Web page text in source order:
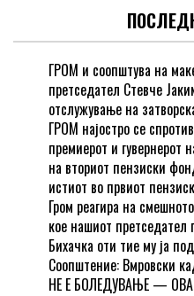
ГРОМ и соопштува на
претседател Стевче
отслужување на
ГРОМ најостро се
премиерот и гувернерот
на вториот пензиски
истиот во првиот
Гром реагира на
кое нашиот претседател
Бихачка оти тие му ја
Соопштение: Вмровски
НЕ Е БОЛЕДУВАЊЕ —